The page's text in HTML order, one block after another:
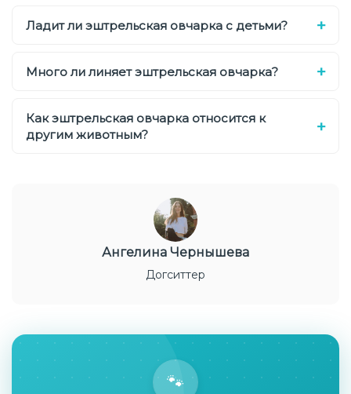
Ладит ли эштрельская овчарка с детьми?
Много ли линяет эштрельская овчарка?
Как эштрельская овчарка относится к
другим животным?
Ангелина Чернышева
Догситтер
🐾